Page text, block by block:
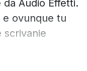
Audio Effetti.
e ovunque tu
scrivanie